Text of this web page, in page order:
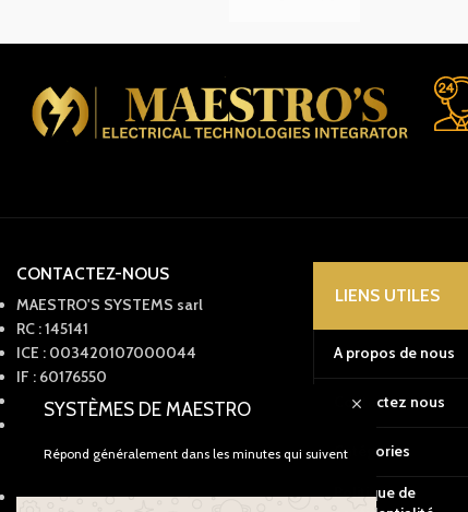
CONTACTEZ-NOUS
MAESTRO'S SYSTEMS sarl
RC : 145141
ICE : 003420107000044
IF : 60176550
Taxe : 57228150
Mobile : +212661345908
29 Av. Omar Mokhtar, Tanger, 90060
LIENS UTILES
A propos de nous
Contactez nous
Catégories
Politique de
SYSTÈMES DE MAESTRO
Répond généralement dans les minutes qui suivent